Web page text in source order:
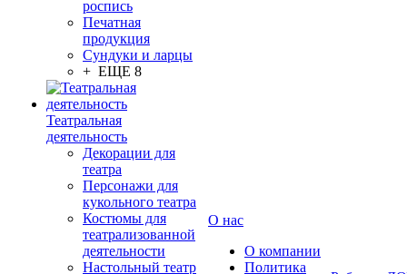
роспись
Печатная
продукция
Сундуки и ларцы
+ ЕЩЕ 8
Театральная
деятельность
Декорации для
театра
Персонажи для
кукольного театра
Костюмы для
театрализованной
деятельности
Настольный театр
О нас
О компании
Политика